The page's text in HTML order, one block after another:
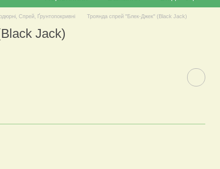
Спрей, Ґрунтопокривні Троянда спрей "Блек-Джек" (Black Jack)
Jack)